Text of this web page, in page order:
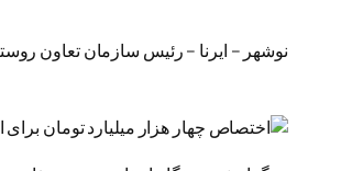
نوشهر – ایرنا – رئیس سازمان تعاون